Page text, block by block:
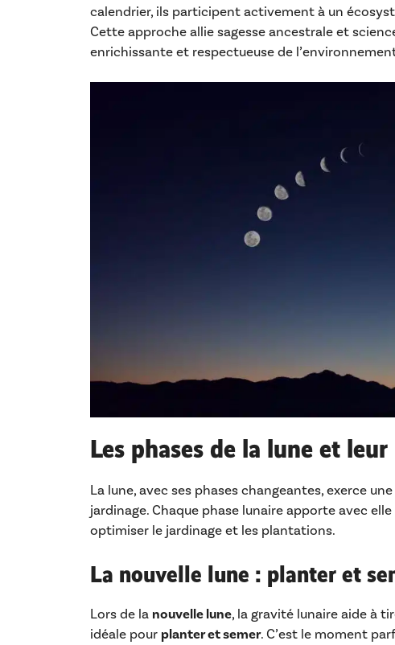
calendrier, ils participent activement à un
Cette approche allie sagesse ancestrale et
enrichissante et respectueuse de
Les phases de la lune et
La lune, avec ses phases changeantes, exerce
jardinage. Chaque phase lunaire apporte avec
optimiser le jardinage et les plantations.
La nouvelle lune : planter et
Lors de la nouvelle lune, la gravité lunaire aide à
idéale pour planter et semer. C’est le moment